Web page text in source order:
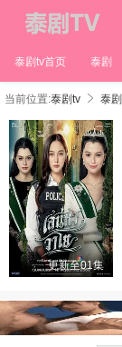
泰剧tv首页 泰剧
当前位置:泰剧tv 泰剧
更新至01集